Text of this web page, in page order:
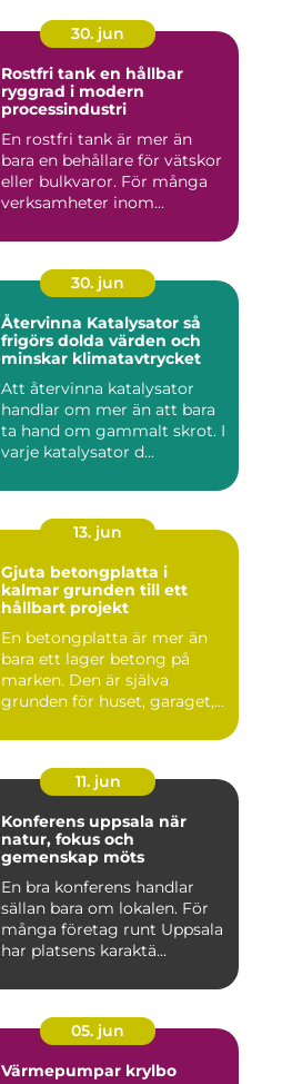
30. jun
Rostfri tank en hållbar
ryggrad i modern
processindustri
En rostfri tank är mer än
bara en behållare för vätskor
eller bulkvaror. För många
verksamheter inom...
30. jun
Återvinna Katalysator så
frigörs dolda värden och
minskar klimatavtrycket
Att återvinna katalysator
handlar om mer än att bara
ta hand om gammalt skrot. I
varje katalysator d...
13. jun
Gjuta betongplatta i
kalmar grunden till ett
hållbart projekt
En betongplatta är mer än
bara ett lager betong på
marken. Den är själva
grunden för huset, garaget,...
11. jun
Konferens uppsala när
natur, fokus och
gemenskap möts
En bra konferens handlar
sällan bara om lokalen. För
många företag runt Uppsala
har platsens karaktä...
05. jun
Värmepumpar krylbo